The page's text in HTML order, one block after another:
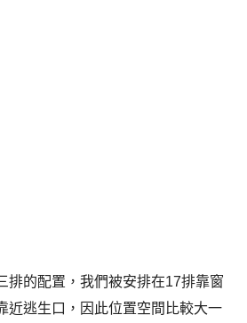
排的配置，我們被安排在17排靠窗
近逃生口，因此位置空間比較大一